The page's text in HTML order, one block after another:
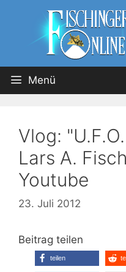
Menü
Vlog:
Lars A.
Youtube
23. Juli 2012
Beitrag teilen
teilen